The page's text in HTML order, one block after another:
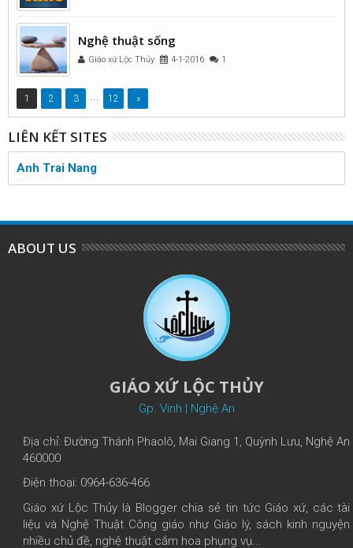
Nghệ thuật sống
Giáo xứ Lộc Thủy 4-1-2016 1
1 2 3 ... 12 »
LIÊN KẾT SITES
Anh Trai Nang
ABOUT US
GIÁO XỨ LỘC THỦY
Gp. Vinh | Nghệ An
Địa chỉ: Đường Thánh Phaolô, Mai Giang 1, Quỳnh Lưu, Nghệ An
460000
Điện thoại: 0964-636-466
Giáo xứ Lộc Thủy là Blogger chia sẻ tin tức Giáo xứ, các tài
liệu và Nghệ Thuật Công giáo như Giáo lý, sách kinh nguyện
nhiều chủ đề, nghệ thuật cắm hoa phụng vụ...